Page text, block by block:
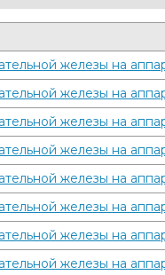
железы на
железы на
железы на
железы на
железы на
железы на
железы на
железы на